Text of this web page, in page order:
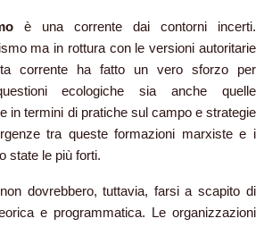
è una corrente dai contorni incerti.
ma in rottura con le versioni autoritarie
corrente ha fatto un vero sforzo per
ecologiche sia anche quelle
in termini di pratiche sul campo e strategie
tra queste formazioni marxiste e i
state le più forti.
dovrebbero, tuttavia, farsi a scapito di
e programmatica. Le organizzazioni